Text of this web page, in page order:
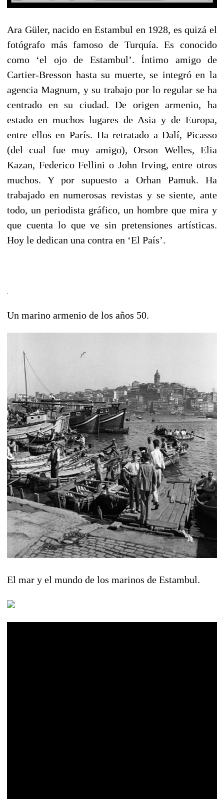
Ara Güler, nacido en Estambul en 1928, es quizá el
fotógrafo más famoso de Turquía. Es conocido
como ‘el ojo de Estambul’. Íntimo amigo de
Cartier-Bresson hasta su muerte, se integró en la
agencia Magnum, y su trabajo por lo regular se ha
centrado en su ciudad. De origen armenio, ha
estado en muchos lugares de Asia y de Europa,
entre ellos en París. Ha retratado a Dalí, Picasso
(del cual fue muy amigo), Orson Welles, Elia
Kazan, Federico Fellini o John Irving, entre otros
muchos. Y por supuesto a Orhan Pamuk. Ha
trabajado en numerosas revistas y se siente, ante
todo, un periodista gráfico, un hombre que mira y
que cuenta lo que ve sin pretensiones artísticas.
Hoy le dedican una contra en ‘El País’.
Un marino armenio de los años 50.
El mar y el mundo de los marinos de Estambul.